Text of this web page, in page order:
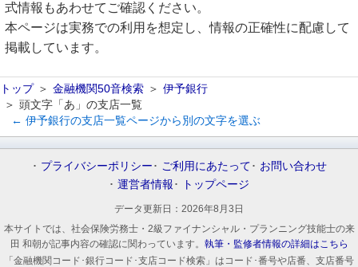
式情報もあわせてご確認ください。
本ページは実務での利用を想定し、情報の正確性に配慮して
掲載しています。
トップ 金融機関50音検索
伊予銀行
頭文字「あ」の支店一覧
← 伊予銀行の支店一覧ページから別の文字を選ぶ
プライバシーポリシー ご利用にあたって
お問い合わせ
運営者情報
トップページ
データ更新日： 2026年8月3日
本サイトでは、社会保険労務士・2級ファイナンシャル・プランニング技能士の来
田 和朝が記事内容の確認に関わっています。 執筆・監修者情報の詳細はこちら
「金融機関コード･銀行コード･支店コード検索」はコード･番号や店番、支店番号